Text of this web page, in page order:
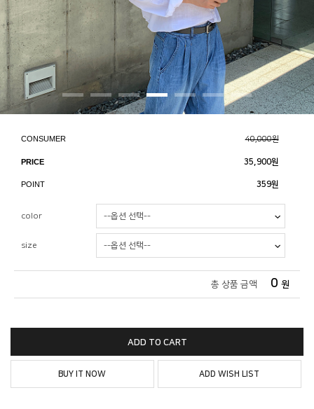
CONSUMER 40,000원
PRICE 35,900원
POINT 359원
color
size
총 상품 금액 0 원
ADD TO CART
BUY IT NOW ADD WISH LIST